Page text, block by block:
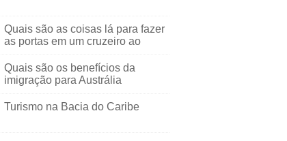
Quais são as coisas lá para fazer
as portas em um cruzeiro ao
Quais são os benefícios da
imigração para Austrália
Turismo na Bacia do Caribe